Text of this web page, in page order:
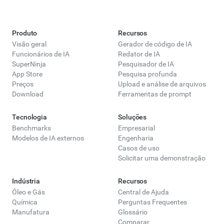
Produto
Visão geral
Funcionários de IA
SuperNinja
App Store
Preços
Download
Recursos
Gerador de código de IA
Redator de IA
Pesquisador de IA
Pesquisa profunda
Upload e análise de arquivos
Ferramentas de prompt
Tecnologia
Benchmarks
Modelos de IA externos
Soluções
Empresarial
Engenharia
Casos de uso
Solicitar uma demonstração
Indústria
Óleo e Gás
Química
Manufatura
Recursos
Central de Ajuda
Perguntas Frequentes
Glossário
Comparar